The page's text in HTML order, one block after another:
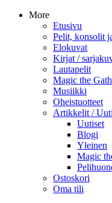
More
Etusivu
Pelit, konsolit
Elokuvat
Kirjat /
Lautapelit
Magic the
Musiikki
Oheistuotteet
Artikkelit /
Uutiset
Blogi
Yleinen
Magic
Ostoskori
Oma tili